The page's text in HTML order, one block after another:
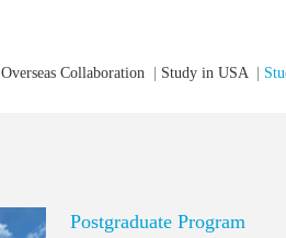
Overseas Collaboration Study in USA|
Postgraduate Program